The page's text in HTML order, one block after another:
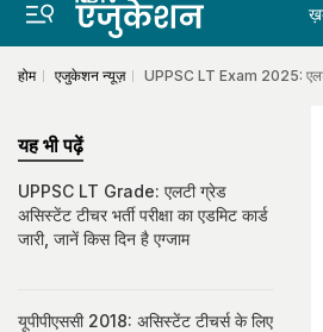
होम एजुकेशन न्यूज़ UPPSC LT Exam 2025:
यह भी पढ़ें
UPPSC LT Grade: एलटी ग्रेड
असिस्टेंट टीचर भर्ती परीक्षा का एडमिट कार्ड
जारी, जानें किस दिन है एग्जाम
यूपीपीएससी 2018: असिस्टेंट टीचर्स के लिए